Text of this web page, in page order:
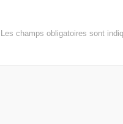
Les champs obligatoires sont